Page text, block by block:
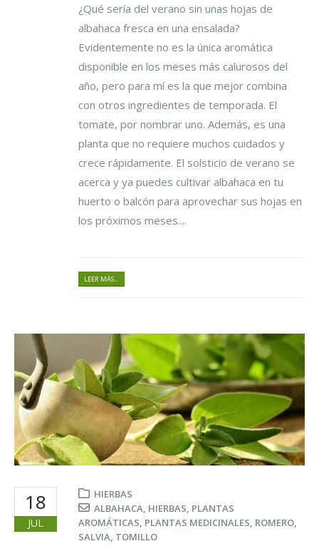
¿Qué sería del verano sin unas hojas de
albahaca fresca en una ensalada?
Evidentemente no es la única aromática
disponible en los meses más calurosos del
año, pero para mí es la que mejor combina
con otros ingredientes de temporada. El
tomate, por nombrar uno. Además, es una
planta que no requiere muchos cuidados y
crece rápidamente. El solsticio de verano se
acerca y ya puedes cultivar albahaca en tu
huerto o balcón para aprovechar sus hojas en
los próximos meses....
LEER MÁS...
18
JUL
HIERBAS
ALBAHACA, HIERBAS, PLANTAS
AROMÁTICAS, PLANTAS MEDICINALES, ROMERO,
SALVIA, TOMILLO